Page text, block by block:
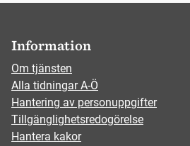
Information
Om tjänsten
Alla tidningar A-Ö
Hantering av personuppgifter
Tillgänglighetsredogörelse
Hantera kakor